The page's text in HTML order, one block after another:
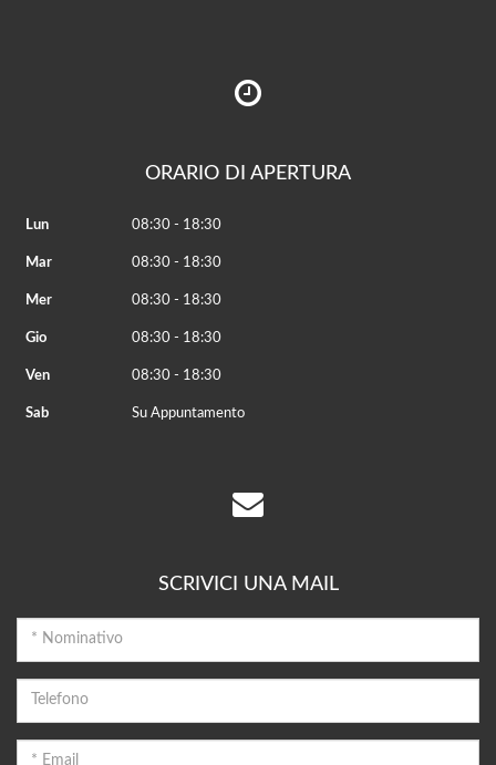
ORARIO DI APERTURA
Lun 08:30 - 18:30
Mar 08:30 - 18:30
Mer 08:30 - 18:30
Gio 08:30 - 18:30
Ven 08:30 - 18:30
Sab Su Appuntamento
SCRIVICI UNA MAIL